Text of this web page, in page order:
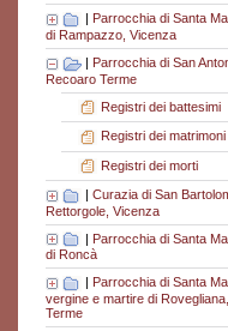
Parrocchia di Santa
di Rampazzo, Vicenza
| Parrocchia di San
Recoaro Terme
Registri dei battesimi
Registri dei matrimoni
Registri dei morti
Curazia di San
Rettorgole, Vicenza
| Parrocchia di Santa
di Roncà
Parrocchia di Santa
vergine e martire di
Terme